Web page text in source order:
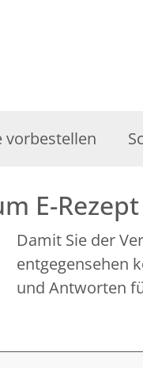
vorbestellen
E-Rezept
Damit Sie der
entgegensehen
und Antworten